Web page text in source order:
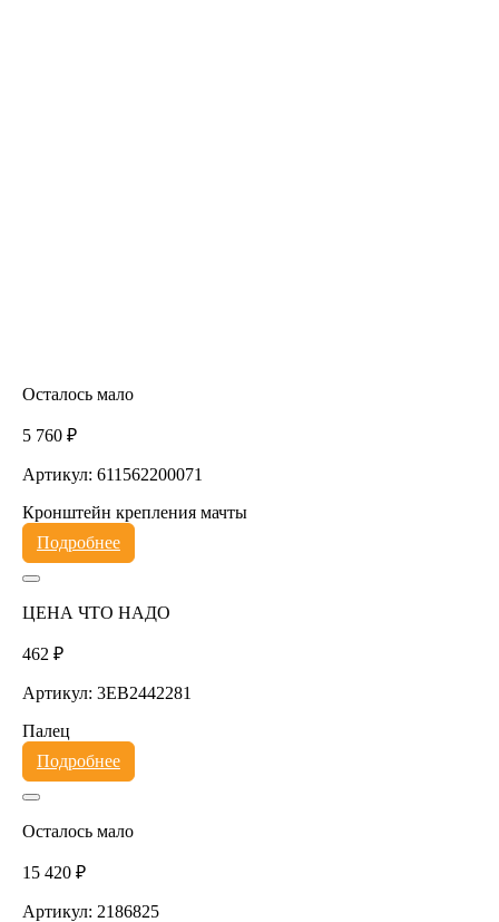
Осталось мало
5 760 ₽
Артикул: 611562200071
Кронштейн крепления мачты
Подробнее
ЦЕНА ЧТО НАДО
462 ₽
Артикул: 3EB2442281
Палец
Подробнее
Осталось мало
15 420 ₽
Артикул: 2186825